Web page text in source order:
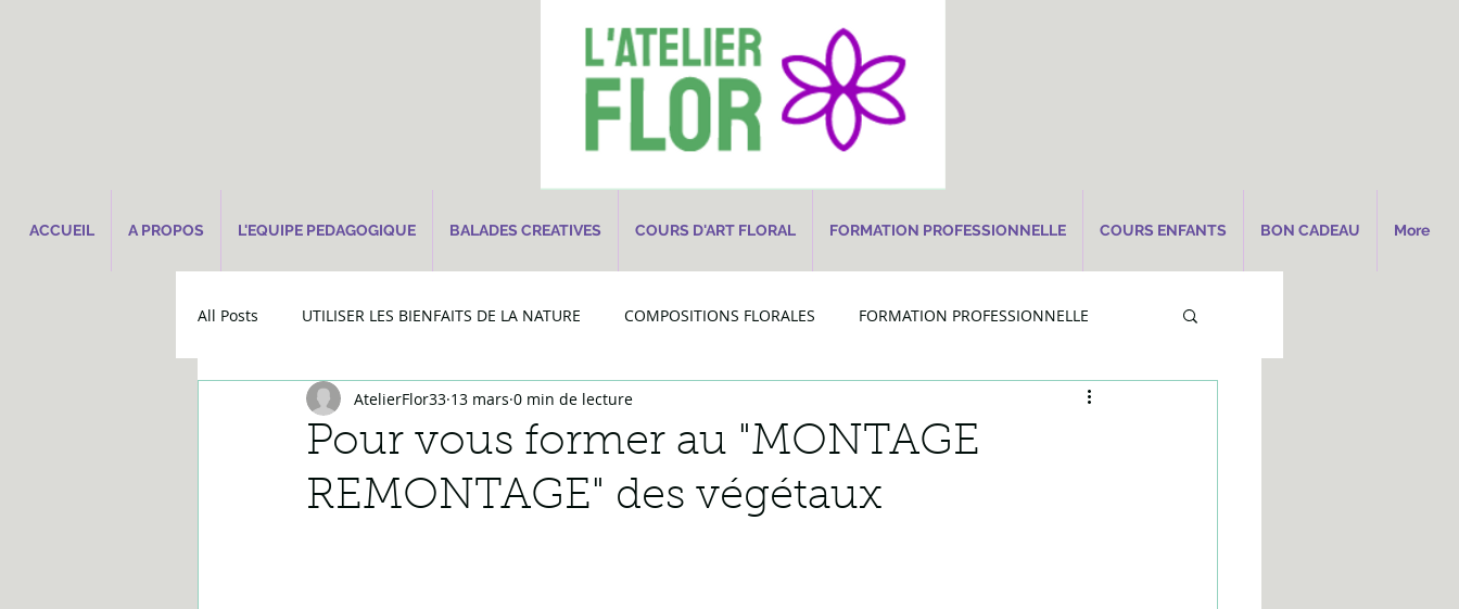
ACCUEIL A PROPOS L'EQUIPE PEDAGOGIQUE BALADES CREATIVES COURS D'ART FLORAL FORMATION PROFESSIONNELLE COURS ENFANTS BON CADEAU More
All Posts UTILISER LES BIENFAITS DE LA NATURE COMPOSITIONS FLORALES FORMATION PROFESSIONNELLE
Pour vous former au "MONTAGE
REMONTAGE" des végétaux
AtelierFlor33 13 mars 0 min de lecture